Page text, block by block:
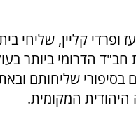
ופרדי קליין, שליחי
הדרומי ביותר
שליחותם
המקומית.